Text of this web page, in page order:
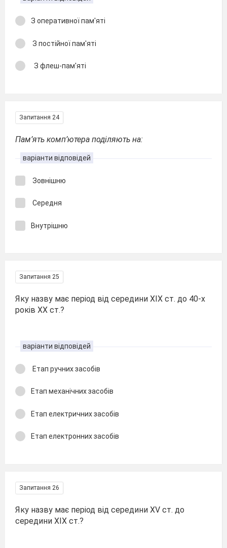
З оперативної пам'яті
З постійної пам'яті
З флеш-пам'яті
Запитання 24
Пам’ять комп’ютера поділяють на:
варіанти відповідей
Зовнішню
Середня
Внутрішню
Запитання 25
Яку назву має період від середини ХІХ ст. до 40-х
років ХХ ст.?
варіанти відповідей
Етап ручних засобів
Етап механічних засобів
Етап електричних засобів
Етап електронних засобів
Запитання 26
Яку назву має період від середини ХV ст. до
середини ХІХ ст.?